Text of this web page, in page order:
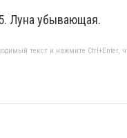
Луна убывающая.
текст и нажмите Ctrl+Enter,